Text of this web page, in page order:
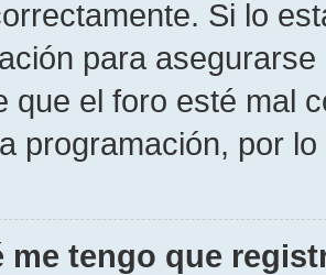
Si lo
para
que el foro esté mal
programación, por
me tengo que